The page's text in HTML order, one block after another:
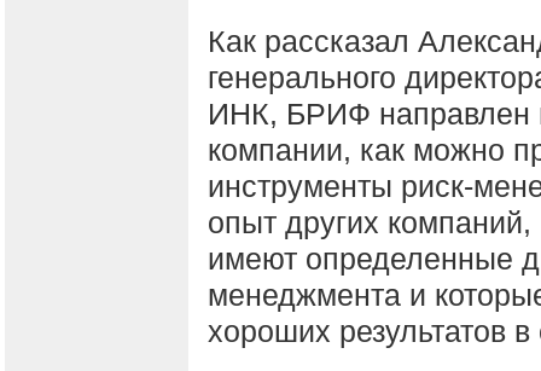
Как рассказал
генерального
ИНК, БРИФ направлен
компании, как можно
инструменты риск-
опыт других
имеют определенные
менеджмента и
хороших результатов